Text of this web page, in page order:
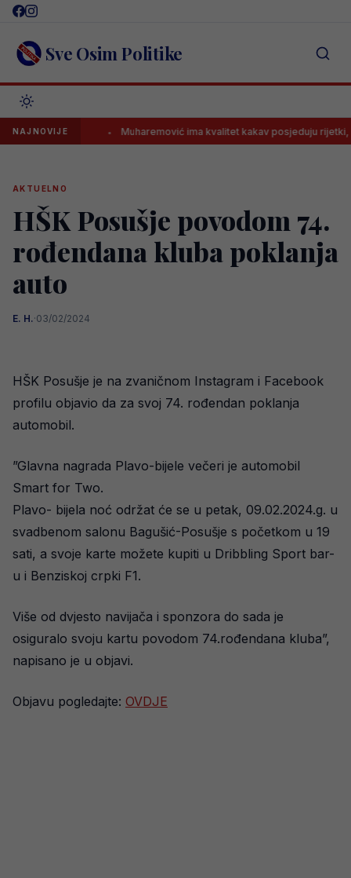
Skip
content Sve Osim Politike
NAJNOVIJE Muharemović ima kvalitet kakav posjeduju rijetki,
AKTUELNO
HŠK Posušje povodom 74.
rođendana kluba poklanja
auto
E. H.·03/02/2024
HŠK Posušje je na zvaničnom Instagram i Facebook
profilu objavio da za svoj 74. rođendan poklanja
automobil.
”Glavna nagrada Plavo-bijele večeri je automobil
Smart for Two.
Plavo- bijela noć održat će se u petak, 09.02.2024.g. u
svadbenom salonu Bagušić-Posušje s početkom u 19
sati, a svoje karte možete kupiti u Dribbling Sport bar-
u i Benziskoj crpki F1.
Više od dvjesto navijača i sponzora do sada je
osiguralo svoju kartu povodom 74.rođendana kluba”,
napisano je u objavi.
Objavu pogledajte: OVDJE